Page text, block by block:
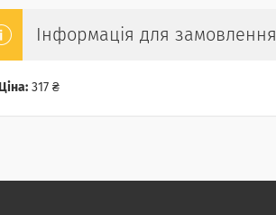
Інформація для замовлення
Ціна: 317 ₴